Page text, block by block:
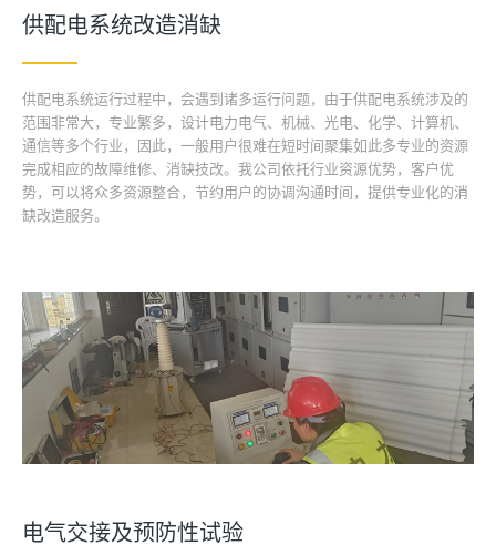
供配电系统改造消缺
供配电系统运行过程中，会遇到诸多运行问题，由于供配电系统涉及的
范围非常大，专业繁多，设计电力电气、机械、光电、化学、计算机、
通信等多个行业，因此，一般用户很难在短时间聚集如此多专业的资源
完成相应的故障维修、消缺技改。我公司依托行业资源优势，客户优
势，可以将众多资源整合，节约用户的协调沟通时间，提供专业化的消
缺改造服务。
电气交接及预防性试验